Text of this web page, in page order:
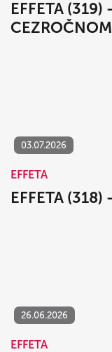
10.07.2026
EFFETA